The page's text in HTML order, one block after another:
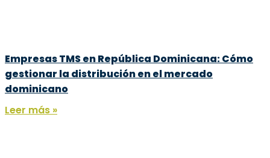
Empresas TMS en República Dominicana: Cómo
gestionar la distribución en el mercado
dominicano
Leer más »